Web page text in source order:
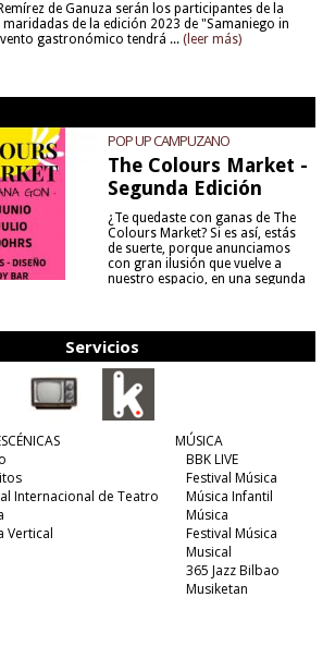
de Ganuza serán los participantes de la
maridadas de la edición 2023 de "Samaniego in
gastronómico tendrá ... (leer más)
POP UP CAMPUZANO
The Colours Market -
Segunda Edición
¿Te quedaste con ganas de The
Colours Market? Si es así, estás
de suerte, porque anunciamos
con gran ilusión que vuelve a
nuestro espacio, en una segunda
Servicios
Internacional de Teatro
Vertical
MÚSICA
BBK LIVE
Festival Música
Música Infantil
Música
Festival Música
Musical
365 Jazz Bilbao
Musiketan